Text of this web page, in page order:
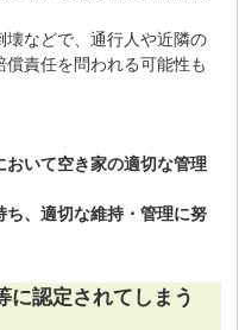
などで、通行人や近隣の
責任を問われる可能性も
いて空き家の適切な管理
ち、適切な維持・管理に努
に認定されてしまう